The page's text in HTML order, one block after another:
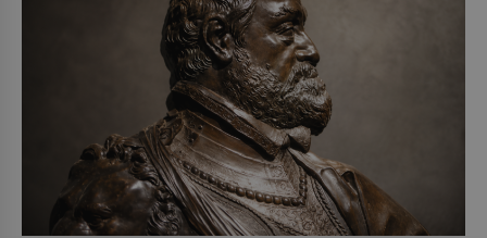
nalezen, jeho minulost stále obestírá hustá mlha.
Otázky, jak přesně se tato […]